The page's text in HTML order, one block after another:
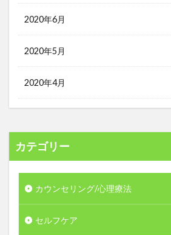
2020年6月
2020年5月
2020年4月
カテゴリー
カウンセリング/心理療法
セルフケア